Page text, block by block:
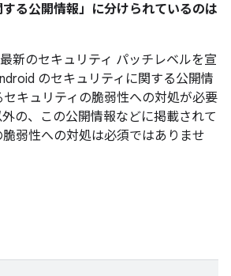
る公開情報」に分けられているのは
新のセキュリティ パッチレベルを宣
のセキュリティに関する公開情
キュリティの脆弱性への対処が必要
の、この公開情報などに掲載されて
弱性への対処は必須ではありませ